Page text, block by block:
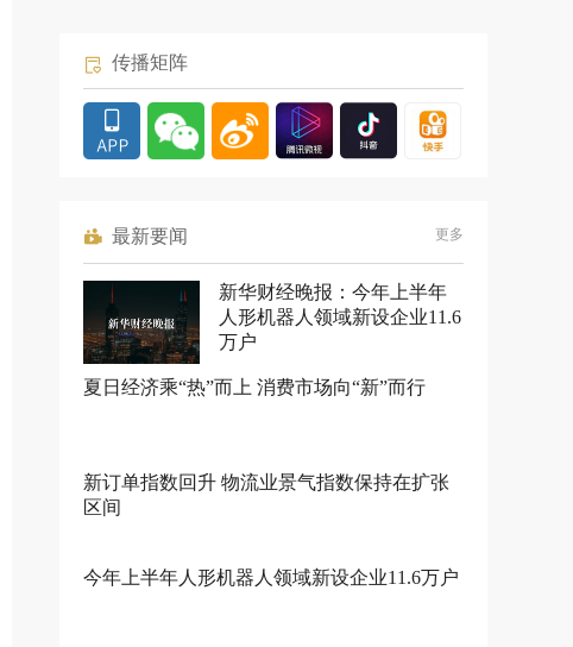
传播矩阵
最新要闻 更多
新华财经晚报：今年上半年
人形机器人领域新设企业11.6
万户
夏日经济乘“热”而上 消费市场向“新”而行
新订单指数回升 物流业景气指数保持在扩张
区间
今年上半年人形机器人领域新设企业11.6万户